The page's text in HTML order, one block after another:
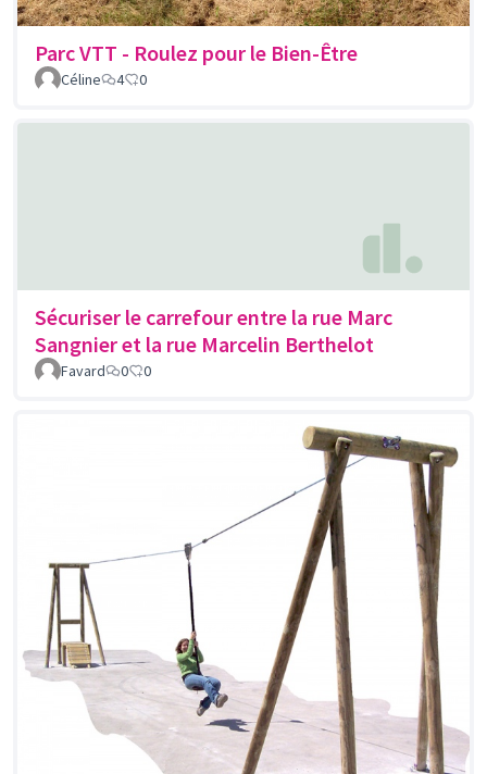
Parc VTT - Roulez pour le Bien-Être
Céline 4 0
Sécuriser le carrefour entre la rue Marc
Sangnier et la rue Marcelin Berthelot
Favard 0 0